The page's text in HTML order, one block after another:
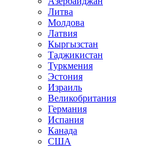
Литва
Молдова
Латвия
Кыргызстан
Таджикистан
Туркмения
Эстония
Израиль
Великобритания
Германия
Испания
Канада
США